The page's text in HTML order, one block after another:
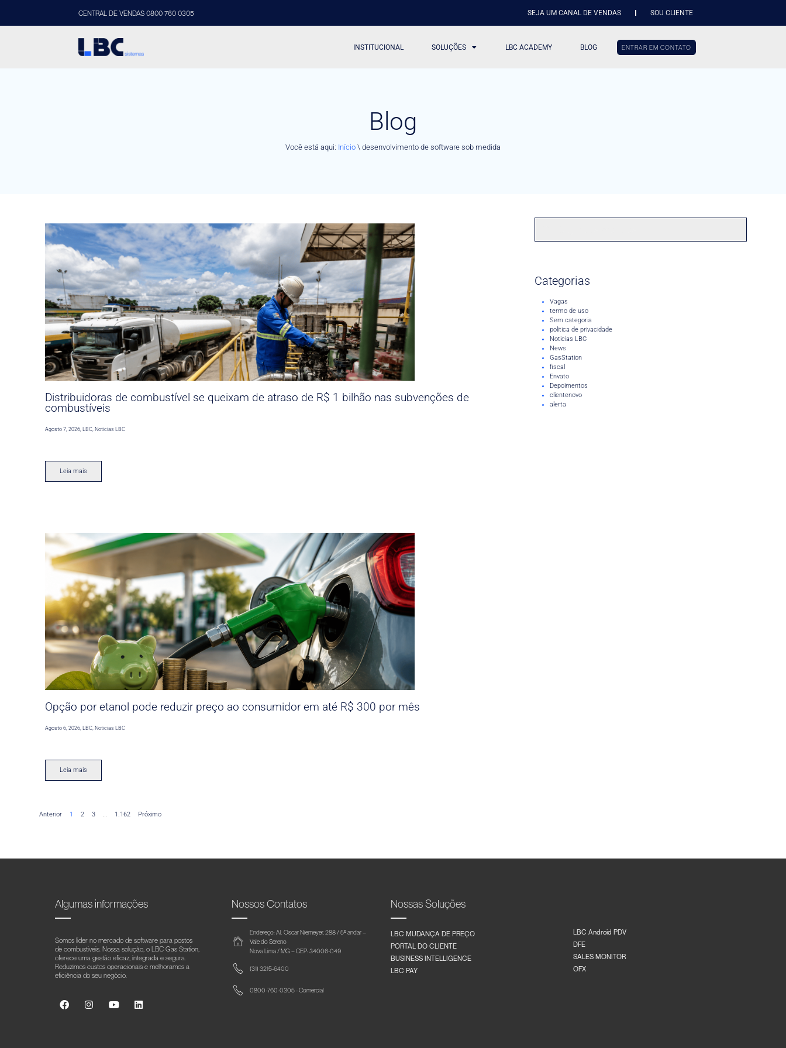
CENTRAL DE VENDAS 0800 760 0305 SEJA UM CANAL DE VENDAS SOU CLIENTE
INSTITUCIONAL SOLUÇÕES LBC ACADEMY BLOG ENTRAR EM CONTATO
Blog
Você está aqui: Início \ desenvolvimento de software sob medida
Distribuidoras de combustível se queixam de atraso de R$ 1 bilhão nas subvenções de
combustíveis
Agosto 7, 2026,LBC,Noticias LBC
Leia mais
Opção por etanol pode reduzir preço ao consumidor em até R$ 300 por mês
Agosto 6, 2026 ,LBC Noticias LBC
Leia mais
Anterior 1 2 3 … 1.162 Próximo
Categorias
Vagas
termo de uso
Sem categoria
politica de privacidade
Noticias LBC
News
GasStation
fiscal
Envato
Depoimentos
clientenovo
alerta
Algumas informações
Somos líder no mercado de software para postos
de combustíveis. Nossa solução, o LBC Gas Station,
oferece uma gestão eficaz, integrada e segura.
Reduzimos custos operacionais e melhoramos a
eficiência do seu negócio.
Nossos Contatos
Endereço: Al. Oscar Niemeyer, 288 / 5º andar –
Vale do Sereno
Nova Lima / MG – CEP: 34006-049
(31) 3215-6400
0800-760-0305 - Comercial
Nossas Soluções
LBC MUDANÇA DE PREÇO
PORTAL DO CLIENTE
BUSINESS INTELLIGENCE
LBC PAY
LBC Android PDV
DFE
SALES MONITOR
OFX